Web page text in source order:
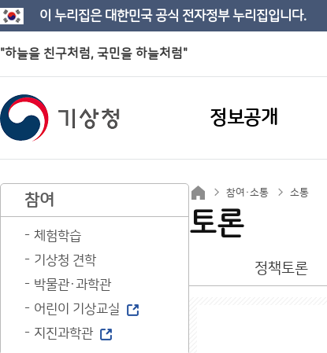
이 누리집은 대한민국 공식 전자정부 누리집입니다.
"하늘을 친구처럼, 국민을 하늘처럼"
정보공개
참여
체험학습
기상청 견학
박물관·과학관
어린이 기상교실
지진과학관
참여·소통 소통
토론
정책토론